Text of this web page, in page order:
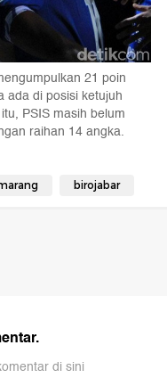
21 poin
ada di posisi ketujuh
PSIS masih belum
raihan 14 angka.
birojabar
di sini